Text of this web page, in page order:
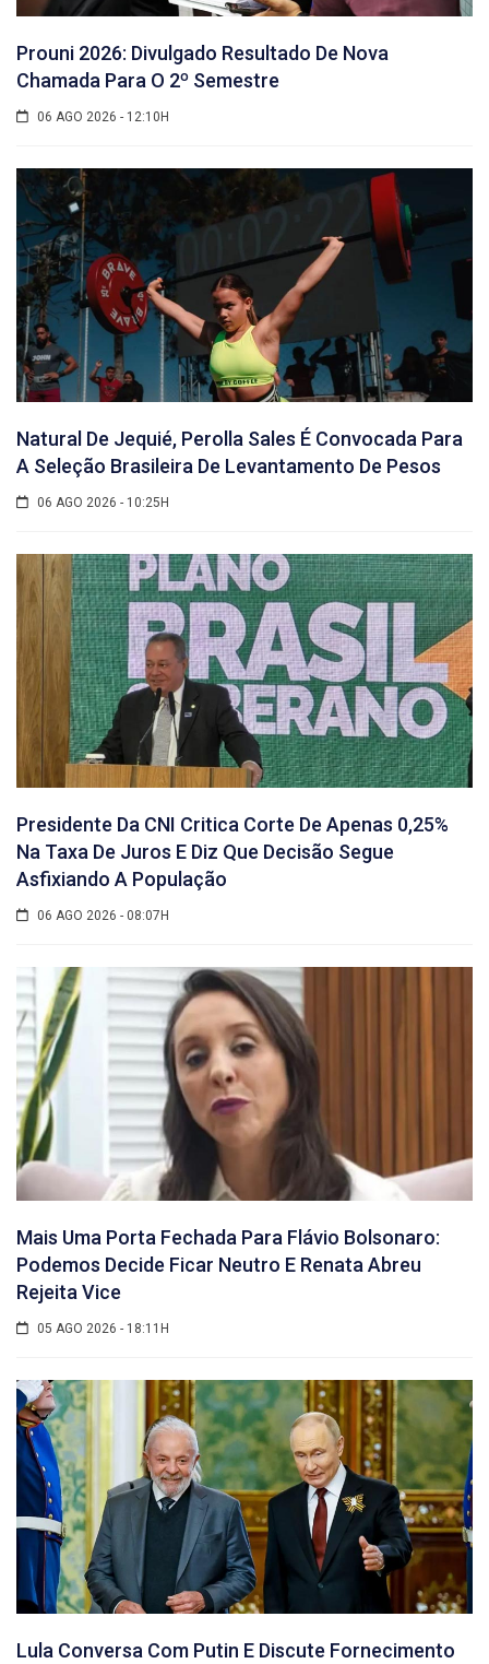
Prouni 2026: Divulgado Resultado De Nova
Chamada Para O 2º Semestre
06 AGO 2026 - 12:10H
Natural De Jequié, Perolla Sales É Convocada Para
A Seleção Brasileira De Levantamento De Pesos
06 AGO 2026 - 10:25H
Presidente Da CNI Critica Corte De Apenas 0,25%
Na Taxa De Juros E Diz Que Decisão Segue
Asfixiando A População
06 AGO 2026 - 08:07H
Mais Uma Porta Fechada Para Flávio Bolsonaro:
Podemos Decide Ficar Neutro E Renata Abreu
Rejeita Vice
05 AGO 2026 - 18:11H
Lula Conversa Com Putin E Discute Fornecimento